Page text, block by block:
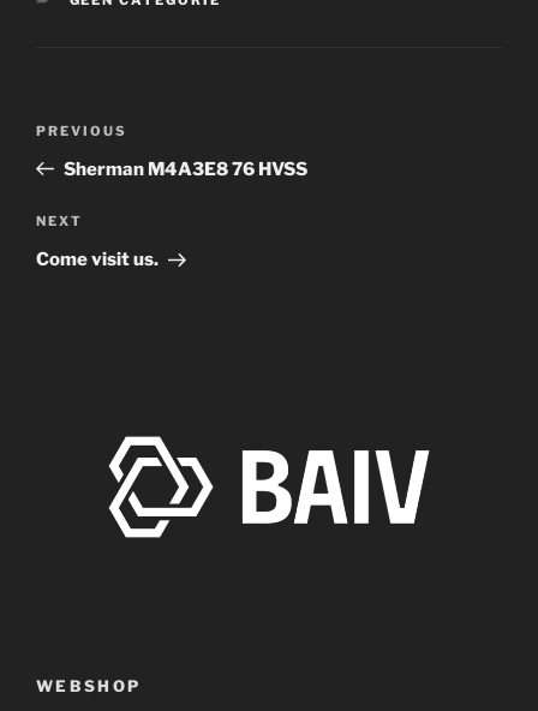
Previous
Post
PREVIOUS
Sherman M4A3E8 76 HVSS
Next
Post
NEXT
Come visit us.
WEBSHOP